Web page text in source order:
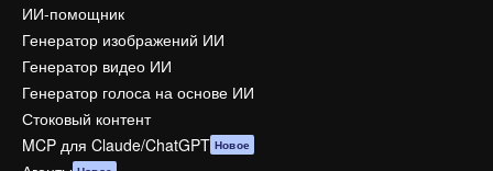
ИИ-помощник
Генератор изображений ИИ
Генератор видео ИИ
Генератор голоса на основе ИИ
Стоковый контент
MCP для Claude/ChatGPT Новое